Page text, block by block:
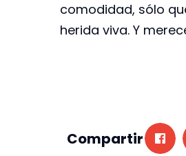
comodidad, sólo
herida viva. Y
Compartir